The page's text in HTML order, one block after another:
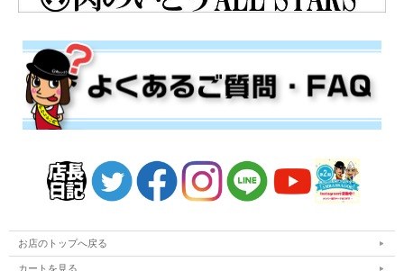
お店のトップへ戻る
カートを見る